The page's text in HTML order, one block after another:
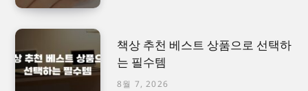
책상 추천 베스트 상품으로 선택하
는 필수템
8월 7, 2026